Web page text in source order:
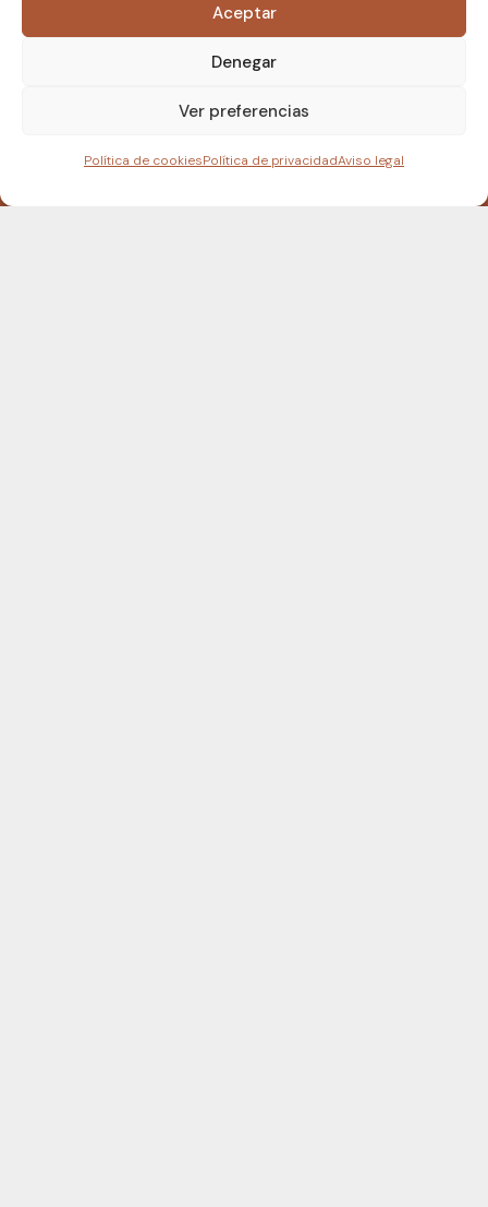
Aceptar
Denegar
Ver preferencias
Política de cookiesPolítica de privacidadAviso legal